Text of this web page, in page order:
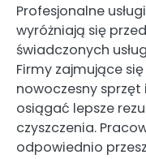
Profesjonalne
wyróżniają się
świadczonych
Firmy zajmujące
nowoczesny
osiągać lepsze
czyszczenia.
odpowiednio